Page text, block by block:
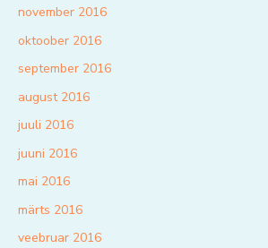
november 2016
oktoober 2016
september 2016
august 2016
juuli 2016
juuni 2016
mai 2016
märts 2016
veebruar 2016